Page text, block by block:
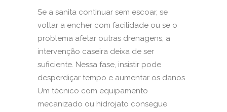
Se a sanita continuar sem escoar, se
voltar a encher com facilidade ou se o
problema afetar outras drenagens, a
intervenção caseira deixa de ser
suficiente. Nessa fase, insistir pode
desperdiçar tempo e aumentar os danos.
Um técnico com equipamento
mecanizado ou hidrojato consegue